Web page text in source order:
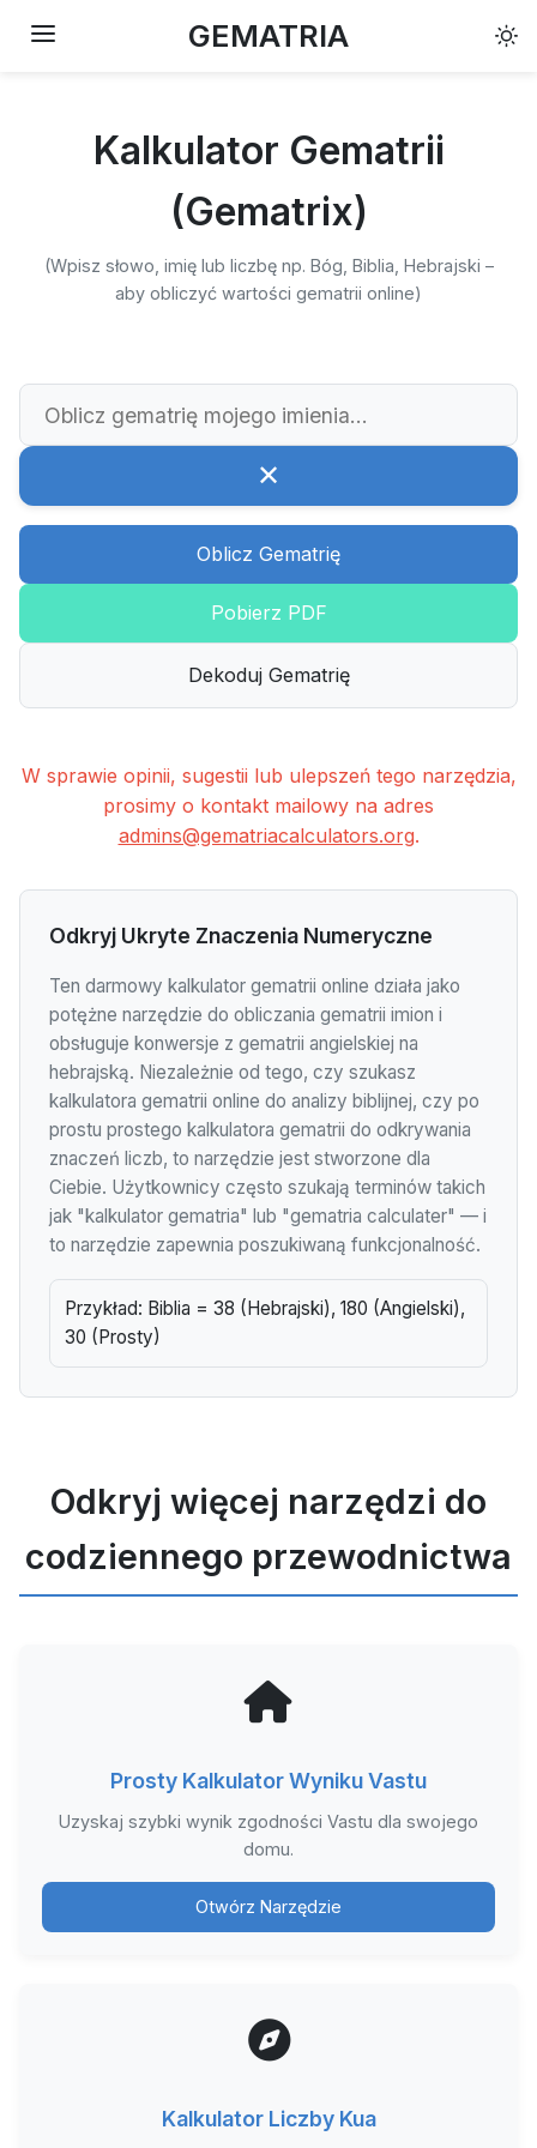
GEMATRIA
Kalkulator Gematrii
(Gematrix)
(Wpisz słowo, imię lub liczbę np. Bóg, Biblia, Hebrajski –
aby obliczyć wartości gematrii online)
✕
Oblicz Gematrię
Pobierz PDF
Dekoduj Gematrię
W sprawie opinii, sugestii lub ulepszeń tego narzędzia,
prosimy o kontakt mailowy na adres
admins@gematriacalculators.org.
Odkryj Ukryte Znaczenia Numeryczne
Ten darmowy kalkulator gematrii online działa jako
potężne narzędzie do obliczania gematrii imion i
obsługuje konwersje z gematrii angielskiej na
hebrajską. Niezależnie od tego, czy szukasz
kalkulatora gematrii online do analizy biblijnej, czy po
prostu prostego kalkulatora gematrii do odkrywania
znaczeń liczb, to narzędzie jest stworzone dla
Ciebie. Użytkownicy często szukają terminów takich
jak "kalkulator gematria" lub "gematria calculater" — i
to narzędzie zapewnia poszukiwaną funkcjonalność.
Przykład: Biblia = 38 (Hebrajski), 180 (Angielski),
30 (Prosty)
Odkryj więcej narzędzi do
codziennego przewodnictwa
Prosty Kalkulator Wyniku Vastu
Uzyskaj szybki wynik zgodności Vastu dla swojego
domu.
Otwórz Narzędzie
Kalkulator Liczby Kua